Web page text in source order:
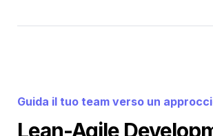
Guida il tuo team verso un
Lean-Agile